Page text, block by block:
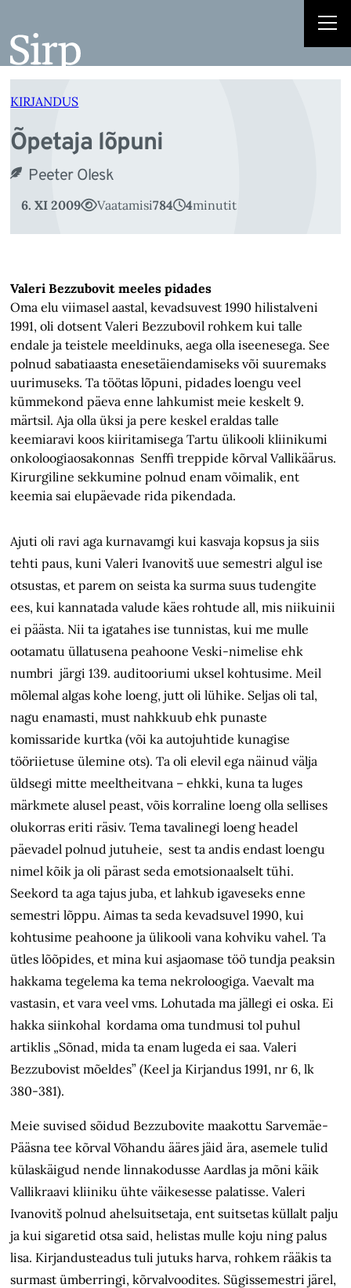
juurde
KIRJANDUS
Õpetaja lõpuni
Peeter Olesk
6. XI 2009 Vaatamisi784 4minutit
Valeri Bezzubovit meeles pidades
Oma elu viimasel aastal, kevadsuvest 1990 hilistalveni
1991, oli dotsent Valeri Bezzubovil rohkem kui talle
endale ja teistele meeldinuks, aega olla iseenesega. See
polnud sabatiaasta enesetäiendamiseks või suuremaks
uurimuseks. Ta töötas lõpuni, pidades loengu veel
kümmekond päeva enne lahkumist meie keskelt 9.
märtsil. Aja olla üksi ja pere keskel eraldas talle
keemiaravi koos kiiritamisega Tartu ülikooli kliinikumi
onkoloogiaosakonnas Senffi treppide kõrval Vallikäärus.
Kirurgiline sekkumine polnud enam võimalik, ent
keemia sai elupäevade rida pikendada.
Ajuti oli ravi aga kurnavamgi kui kasvaja kopsus ja siis
tehti paus, kuni Valeri Ivanovitš uue semestri algul ise
otsustas, et parem on seista ka surma suus tudengite
ees, kui kannatada valude käes rohtude all, mis niikuinii
ei päästa. Nii ta igatahes ise tunnistas, kui me mulle
ootamatu üllatusena peahoone Veski-nimelise ehk
numbri järgi 139. auditooriumi uksel kohtusime. Meil
mõlemal algas kohe loeng, jutt oli lühike. Seljas oli tal,
nagu enamasti, must nahkkuub ehk punaste
komissaride kurtka (või ka autojuhtide kunagise
tööriietuse ülemine ots). Ta oli elevil ega näinud välja
üldsegi mitte meeltheitvana – ehkki, kuna ta luges
märkmete alusel peast, võis korraline loeng olla sellises
olukorras eriti räsiv. Tema tavalinegi loeng headel
päevadel polnud jutuheie, sest ta andis endast loengu
nimel kõik ja oli pärast seda emotsionaalselt tühi.
Seekord ta aga tajus juba, et lahkub igaveseks enne
semestri lõppu. Aimas ta seda kevadsuvel 1990, kui
kohtusime peahoone ja ülikooli vana kohviku vahel. Ta
ütles lõõpides, et mina kui asjaomase töö tundja peaksin
hakkama tegelema ka tema nekroloogiga. Vaevalt ma
vastasin, et vara veel vms. Lohutada ma jällegi ei oska. Ei
hakka siinkohal kordama oma tundmusi tol puhul
artiklis „Sõnad, mida ta enam lugeda ei saa. Valeri
Bezzubovist mõeldes” (Keel ja Kirjandus 1991, nr 6, lk
380-381).
Meie suvised sõidud Bezzubovite maakottu Sarvemäe-
Pääsna tee kõrval Võhandu ääres jäid ära, asemele tulid
külaskäigud nende linnakodusse Aardlas ja mõni käik
Vallikraavi kliiniku ühte väikesesse palatisse. Valeri
Ivanovitš polnud ahelsuitsetaja, ent suitsetas küllalt palju
ja kui sigaretid otsa said, helistas mulle koju ning palus
lisa. Kirjandusteadus tuli jutuks harva, rohkem rääkis ta
surmast ümberringi, kõrvalvoodites. Sügissemestri järel,